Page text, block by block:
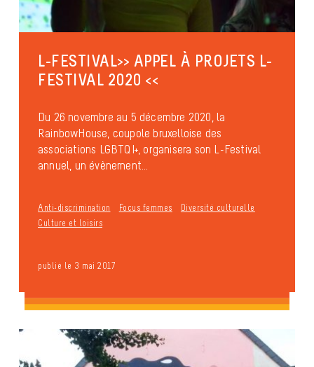
L-FESTIVAL>> APPEL À PROJETS L-
FESTIVAL 2020 <<
Du 26 novembre au 5 décembre 2020, la
RainbowHouse, coupole bruxelloise des
associations LGBTQI+, organisera son L-Festival
annuel, un évènement...
Anti-discrimination Focus femmes
Diversité culturelle
Culture et loisirs
publié le 3 mai 2017